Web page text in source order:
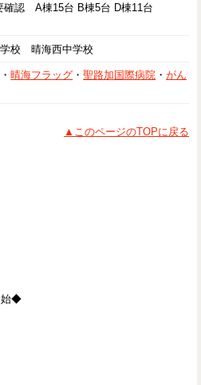
確認 A棟15台 B棟5台 D棟11台
校 晴海西中学校
・晴海フラッグ ・聖路加国際病院 ・がん
▲このページのTOPに戻る
始◆